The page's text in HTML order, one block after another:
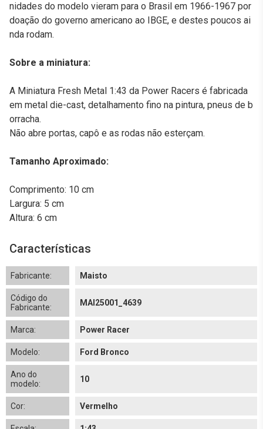
nidades do modelo vieram para o Brasil em 1966-1967 por
doação do governo americano ao IBGE, e destes poucos ai
nda rodam.
Sobre a miniatura:
A Miniatura Fresh Metal 1:43 da Power Racers é fabricada
em metal die-cast, detalhamento fino na pintura, pneus de b
orracha.
Não abre portas, capô e as rodas não esterçam.
Tamanho Aproximado:
Comprimento: 10 cm
Largura: 5 cm
Altura: 6 cm
Características
Fabricante: Maisto
Código do
Fabricante:
MAI25001_4639
Marca: Power Racer
Modelo: Ford Bronco
Ano do
modelo:
10
Cor: Vermelho